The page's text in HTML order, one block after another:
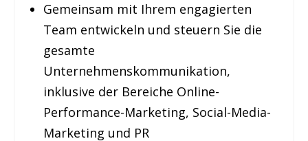
Gemeinsam mit Ihrem engagierten
Team entwickeln und steuern Sie die
gesamte
Unternehmenskommunikation,
inklusive der Bereiche Online-
Performance-Marketing, Social-Media-
Marketing und PR